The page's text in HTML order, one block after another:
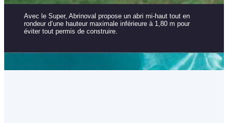
Avec le Super, Abrinoval propose un abri mi-haut tout en
rondeur d’une hauteur maximale inférieure à 1,80 m pour
éviter tout permis de construire.